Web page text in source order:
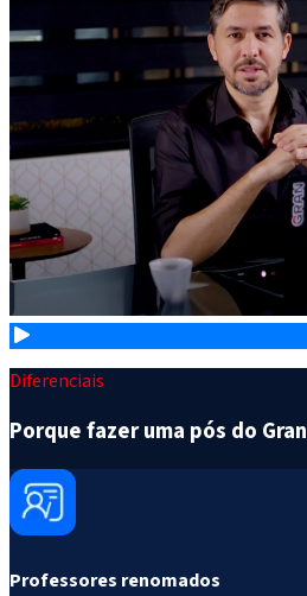
Diferenciais
Porque fazer uma pós do Gran
Professores renomados